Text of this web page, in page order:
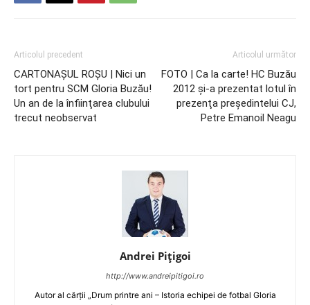
Articolul precedent
CARTONAŞUL ROŞU | Nici un
tort pentru SCM Gloria Buzău!
Un an de la înfiinţarea clubului
trecut neobservat
Articolul următor
FOTO | Ca la carte! HC Buzău
2012 şi-a prezentat lotul în
prezenţa preşedintelui CJ,
Petre Emanoil Neagu
Andrei Pițigoi
http://www.andreipitigoi.ro
Autor al cărţii „Drum printre ani – Istoria echipei de fotbal Gloria